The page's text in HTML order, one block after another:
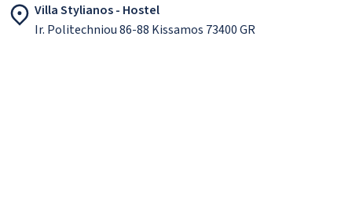
Villa Stylianos - Hostel
Ir. Politechniou 86-88 Kissamos 73400 GR